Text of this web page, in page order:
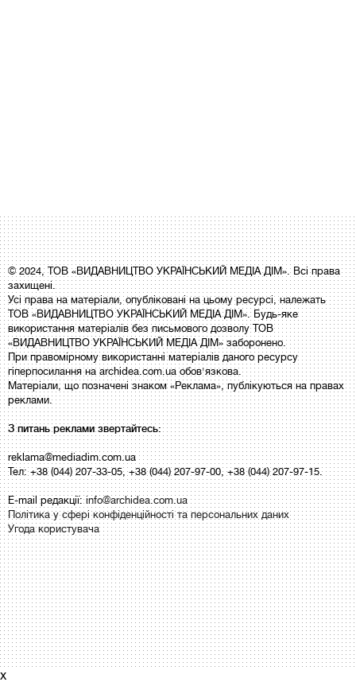
© 2024, ТОВ «ВИДАВНИЦТВО УКРАЇНСЬКИЙ МЕДІА ДІМ». Всі права
захищені.
Усі права на матеріали, опубліковані на цьому ресурсі, належать
ТОВ «ВИДАВНИЦТВО УКРАЇНСЬКИЙ МЕДІА ДІМ». Будь-яке
використання матеріалів без письмового дозволу ТОВ
«ВИДАВНИЦТВО УКРАЇНСЬКИЙ МЕДІА ДІМ» заборонено.
При правомірному використанні матеріалів даного ресурсу
гіперпосилання на archidea.com.ua обов'язкова.
Матеріали, що позначені знаком «Реклама», публікуються на правах
реклами.
З питань реклами звертайтесь:
reklama@mediadim.com.ua
Тел: +38 (044) 207-33-05, +38 (044) 207-97-00, +38 (044) 207-97-15.
E-mail редакції:info@archidea.com.ua
Політика у сфері конфіденційності та персональних даних
Угода користувача
x